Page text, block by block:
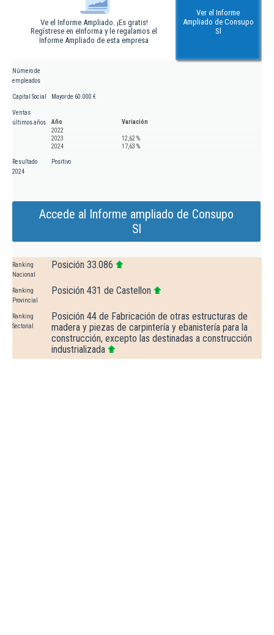
Ve el Informe Ampliado. ¡Es gratis!
Regístrese en eInforma y le regalamos el
Informe Ampliado de esta empresa
Ver el Informe
Ampliado de Consupo
Sl
Número de
empleados
Capital Social Mayor de 60.000 €
Ventas
últimos años
Año
Variación
2022
2023
12,62 %
2024
17,63 %
Resultado
2024
Positivo
Accede al Informe ampliado de Consupo
Sl
Ranking
Nacional
Posición 33.086
Ranking
Provincial
Posición 431 de Castellon
Ranking
Sectorial
Posición 44 de Fabricación de otras estructuras de
madera y piezas de carpintería y ebanistería para la
construcción, excepto las destinadas a construcción
industrializada